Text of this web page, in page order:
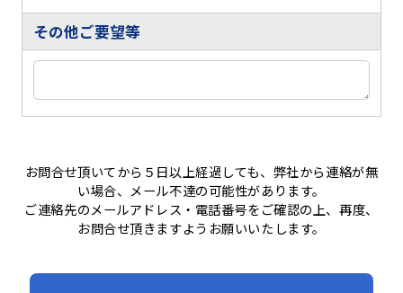
その他ご要望等
お問合せ頂いてから５日以上経過しても、弊社から連絡が無
い場合、メール不達の可能性があります。
ご連絡先のメールアドレス・電話番号をご確認の上、再度、
お問合せ頂きますようお願いいたします。